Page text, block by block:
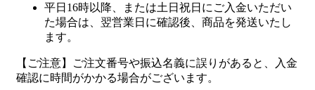
平日16時以降、または土日祝日にご入金いただい
た場合は、翌営業日に確認後、商品を発送いたし
ます。
【ご注意】ご注文番号や振込名義に誤りがあると、入金
確認に時間がかかる場合がございます。